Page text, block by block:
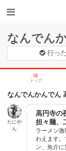
なんでん
行った
トップ
なんでんかんでん
たにや
ん
高円寺の
担々麺、
ラーメン
わえます
ン、魚介